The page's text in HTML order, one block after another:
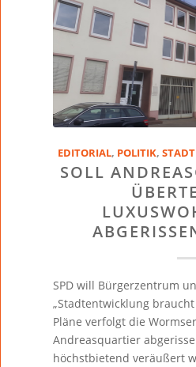
EDITORIAL, POLITIK,
SOLL
SPD will Bürgerzentrum
„Stadtentwicklung
Pläne verfolgt die
Andreasquartier
höchstbietend veräußert